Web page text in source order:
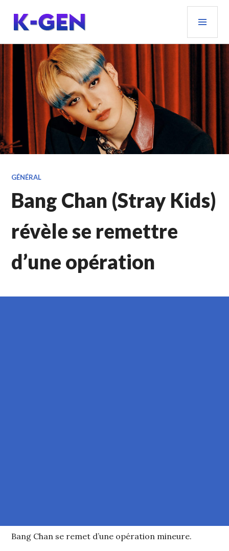
contenu
principal
K-GEN
GÉNÉRAL
Bang Chan (Stray Kids)
révèle se remettre
d’une opération
Bang Chan se remet d’une opération mineure.